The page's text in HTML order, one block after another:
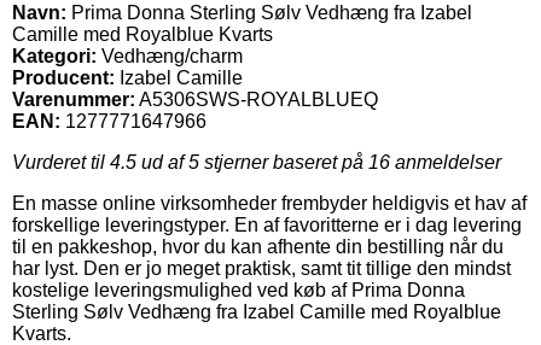
Navn: Prima Donna Sterling Sølv Vedhæng fra Izabel
Camille med Royalblue Kvarts
Kategori: Vedhæng/charm
Producent: Izabel Camille
Varenummer: A5306SWS-ROYALBLUEQ
EAN: 1277771647966
Vurderet til 4.5 ud af 5 stjerner baseret på 16 anmeldelser
En masse online virksomheder frembyder heldigvis et hav af
forskellige leveringstyper. En af favoritterne er i dag levering
til en pakkeshop, hvor du kan afhente din bestilling når du
har lyst. Den er jo meget praktisk, samt tit tillige den mindst
kostelige leveringsmulighed ved køb af Prima Donna
Sterling Sølv Vedhæng fra Izabel Camille med Royalblue
Kvarts.